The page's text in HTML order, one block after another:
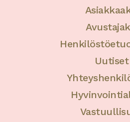
Uutiset